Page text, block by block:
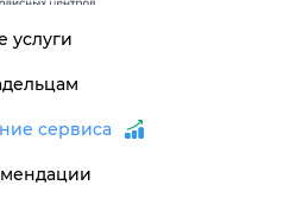
услуги
сервиса